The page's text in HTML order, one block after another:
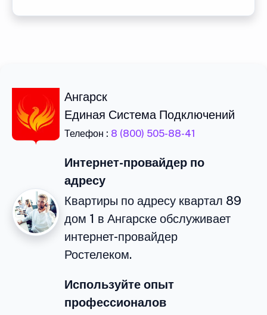
Ангарск
Единая Система Подключений
Телефон : 8 (800) 505-88-41
Интернет-провайдер по
адресу
Квартиры по адресу квартал 89
дом 1 в Ангарске обслуживает
интернет-провайдер
Ростелеком.
Используйте опыт
профессионалов